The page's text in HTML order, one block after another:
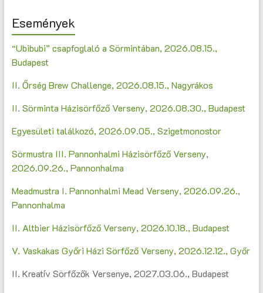
Események
“Ubibubi” csapfoglaló a Sörmintában, 2026.08.15.,
Budapest
II. Őrség Brew Challenge, 2026.08.15., Nagyrákos
II. Sörminta Házisörfőző Verseny, 2026.08.30., Budapest
Egyesületi találkozó, 2026.09.05., Szigetmonostor
Sörmustra III. Pannonhalmi Házisörfőző Verseny,
2026.09.26., Pannonhalma
Meadmustra I. Pannonhalmi Mead Verseny, 2026.09.26.,
Pannonhalma
II. Altbier Házisörfőző Verseny, 2026.10.18., Budapest
V. Vaskakas Győri Házi Sörfőző Verseny, 2026.12.12., Győr
II. Kreatív Sörfőzők Versenye, 2027.03.06., Budapest